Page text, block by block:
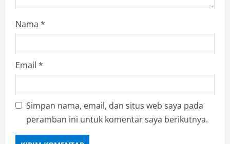
Nama *
Email *
Simpan nama, email, dan situs web saya pada
peramban ini untuk komentar saya berikutnya.